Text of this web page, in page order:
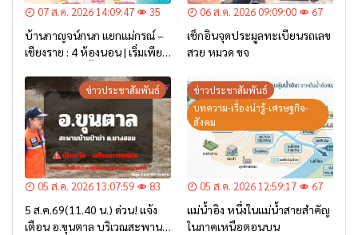
07 ส.ค. 2026 14:09:47 35
บ้านกาญจน์กนก แยกแม่กรณ์ –
เชียงราย : 4 ห้องนอน | เริ่มเพียง
06 ส.ค. 2026 09:09:00 67
เช็กอินจุดประมูลทะเบียนรถเลข
สวย หมวด ขจ
ข่าวประชาสัมพันธ์
05 ส.ค. 2026 13:07:59 83
5 ส.ค.69(11.40 น.) ด่วน! แจ้ง
เตือน อ.ขุนตาล บริเวณสะพาน
ข่าวประชาสัมพันธ์
บทความ-เรื่องน่ารู้-เศรษฐกิจ-
สังคม
05 ส.ค. 2026 12:59:17 67
แม่น้ำอิง หนึ่งในแม่น้ำสายสำคัญ
ในภาคเหนือตอนบน